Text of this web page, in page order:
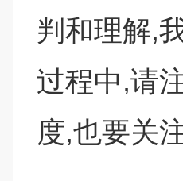
判和理解,
过程中,请
度,也要关